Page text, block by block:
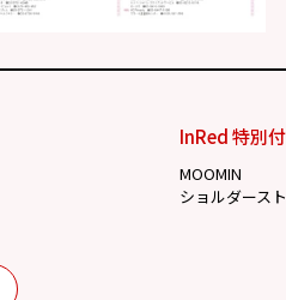
InRed 特別
MOOMIN
ショルダース